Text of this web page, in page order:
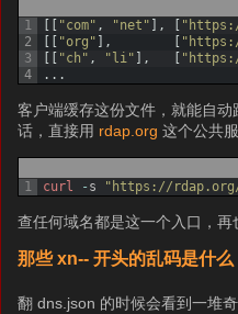
1
2
3
4
"com" , "net" ,
"org" ,
"ch" , "li" ,
. . .
客户端缓存这份文件，就能自
话，直接用 rdap.org 这个公共
1
curl - s "https://rdap.org/
查任何域名都是这一个入口，再
那些 xn-- 开头的乱码是什么
翻 dns.json 的时候会看到一堆